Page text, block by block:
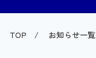
TOP お知らせ一覧